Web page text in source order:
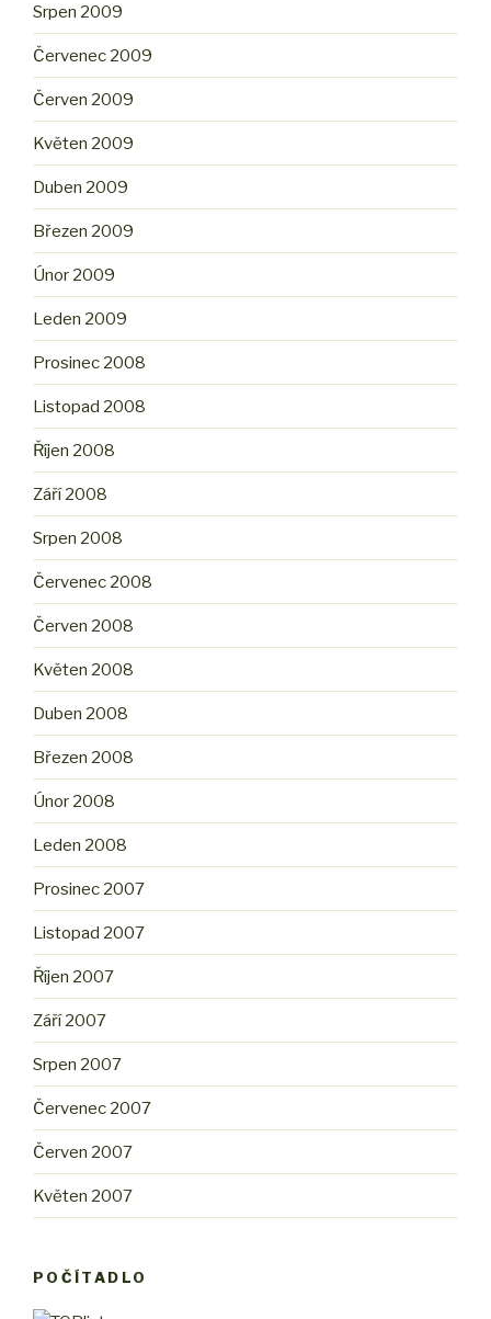
Srpen 2009
Červenec 2009
Červen 2009
Květen 2009
Duben 2009
Březen 2009
Únor 2009
Leden 2009
Prosinec 2008
Listopad 2008
Říjen 2008
Září 2008
Srpen 2008
Červenec 2008
Červen 2008
Květen 2008
Duben 2008
Březen 2008
Únor 2008
Leden 2008
Prosinec 2007
Listopad 2007
Říjen 2007
Září 2007
Srpen 2007
Červenec 2007
Červen 2007
Květen 2007
POČÍTADLO